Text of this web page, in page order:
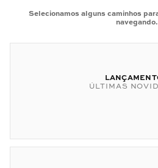
Selecionamos alguns caminhos
navegando.
ÚLTIMAS